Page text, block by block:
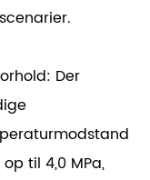
Der
til 4,0 MPa,